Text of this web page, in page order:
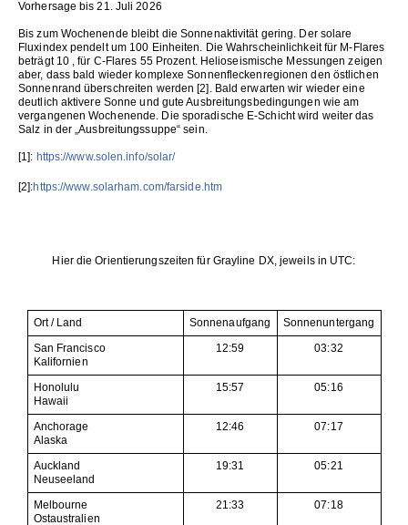
Vorhersage bis 21. Juli 2026
Bis zum Wochenende bleibt die Sonnenaktivität gering. Der solare
Fluxindex pendelt um 100 Einheiten. Die Wahrscheinlichkeit für M-Flares
beträgt 10 , für C-Flares 55 Prozent. Helioseismische Messungen zeigen
aber, dass bald wieder komplexe Sonnenfleckenregionen den östlichen
Sonnenrand überschreiten werden [2]. Bald erwarten wir wieder eine
deutlich aktivere Sonne und gute Ausbreitungsbedingungen wie am
vergangenen Wochenende. Die sporadische E-Schicht wird weiter das
Salz in der „Ausbreitungssuppe“ sein.
[1]: https://www.solen.info/solar/
[2]:https://www.solarham.com/farside.htm
Hier die Orientierungszeiten für Grayline DX, jeweils in UTC:
Ort / Land Sonnenaufgang
Sonnenuntergang
San Francisco
Kalifornien
12:59 03:32
Honolulu
Hawaii
15:57 05:16
Anchorage
Alaska
12:46 07:17
Auckland
Neuseeland
19:31 05:21
Melbourne
Ostaustralien
21:33 07:18